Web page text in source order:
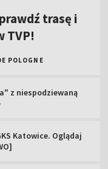
trasę i
TVP!
POLOGNE
z niespodziewaną
Katowice. Oglądaj